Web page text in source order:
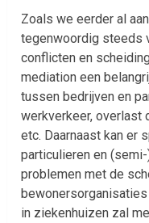
Zoals we eerder al
tegenwoordig steeds
conflicten en
mediation een
tussen bedrijven en
werkverkeer, overlast
etc. Daarnaast kan er
particulieren en
problemen met de
in ziekenhuizen zal